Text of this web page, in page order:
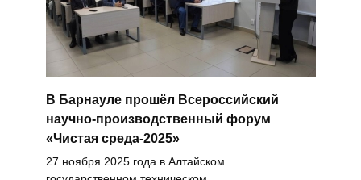
В Барнауле прошёл Всероссийский
научно-производственный форум
«Чистая среда-2025»
27 ноября 2025 года в Алтайском